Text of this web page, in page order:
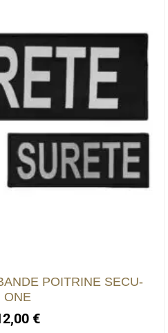
POITRINE SECU-
ONE
€